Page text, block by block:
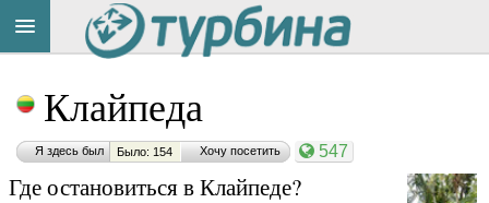
Клайпеда
Я здесь был Было: 154 Хочу посетить 547
Где остановиться в Клайпеде?
на
сайте: